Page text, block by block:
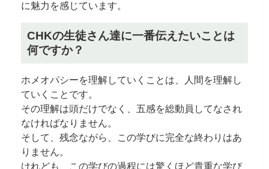
に魅力を感じています。
CHKの生徒さん達に一番伝えたいことは
何ですか？
ホメオパシーを理解していくことは、人間を理解し
ていくことです。
その理解は頭だけでなく、五感を総動員してなされ
なければなりません。
そして、残念ながら、この学びに完全な終わりはあ
りません。
けれども、この学びの過程には驚くほど貴重な学び